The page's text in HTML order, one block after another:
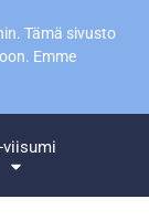
Tämä sivusto
Emme
viisumi